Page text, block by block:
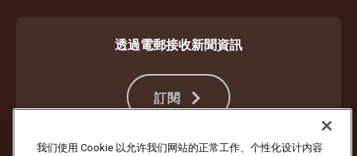
透過電郵接收新聞資訊
訂閱
我们使用 Cookie 以允许我们网站的正常工作、个性化设计内容